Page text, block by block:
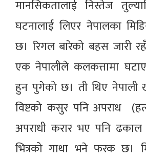
मानसिकतालाई निस्तेज
घटनालाई लिएर नेपालका
छ। रिगल बारेको बहस जारी
एक नेपालीले कलकत्तामा
हुन पुगेको छ। ती थिए नेपाली
विष्टको कसुर पनि अपराध
अपराधी करार भए पनि
भित्रको गाथा भने फरक छ।